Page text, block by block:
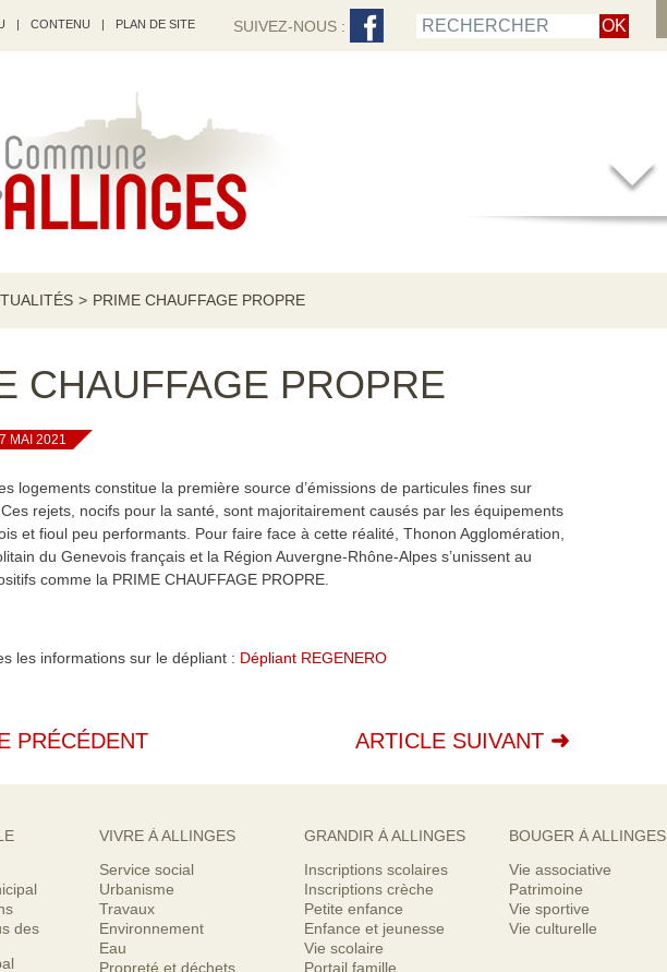
| CONTENU | PLAN DE SITE SUIVEZ-NOUS :
> PRIME CHAUFFAGE PROPRE
CHAUFFAGE PROPRE
MAI 2021
logements constitue la première source d’émissions de particules fines sur
rejets, nocifs pour la santé, sont majoritairement causés par les équipements
et fioul peu performants. Pour faire face à cette réalité, Thonon Agglomération,
du Genevois français et la Région Auvergne-Rhône-Alpes s’unissent au
comme la PRIME CHAUFFAGE PROPRE.
les informations sur le dépliant : Dépliant REGENERO
PRÉCÉDENT ARTICLE SUIVANT
des
VIVRE À ALLINGES
Service social
Urbanisme
Travaux
Environnement
Eau
Propreté et déchets
GRANDIR À ALLINGES
Inscriptions scolaires
Inscriptions crèche
Petite enfance
Enfance et jeunesse
Vie scolaire
Portail famille
BOUGER À ALLINGES
Vie associative
Patrimoine
Vie sportive
Vie culturelle